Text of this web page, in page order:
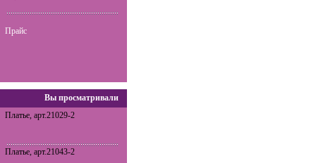
Прайс
Вы просматривали
Платье, арт.21029-2
Платье, арт.21043-2